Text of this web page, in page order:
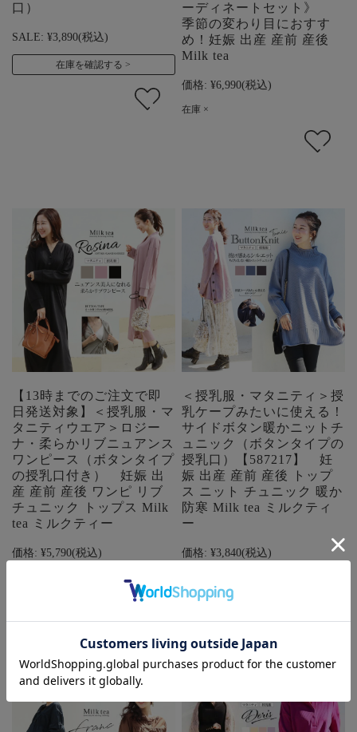
口）
SALE: ¥3,890(税込)
在庫を確認する
ーディネートセット》
季節の変わり目におすす
め！妊娠 出産 産前 産後
Milk tea
価格: ¥6,990(税込)
在庫 ×
【13時までのご注文で即
日発送対象】＜授乳服・マ
タニティウエア＞ロジー
ナ・柔らかリブニュアンス
ワンピース（ボタンタイプ
の授乳口付き） 妊娠 出
産 産前 産後 ワンピ リブ
チュニック トップス Milk
tea ミルクティー
価格: ¥5,790(税込)
＜授乳服・マタニティ＞授
乳ケープみたいに使える！
サイドボタン暖かニットチ
ュニック（ボタンタイプの
授乳口）【587217】 妊
娠 出産 産前 産後 トップ
ス ニット チュニック 暖か
防寒 Milk tea ミルクティ
ー
価格: ¥3,840(税込)